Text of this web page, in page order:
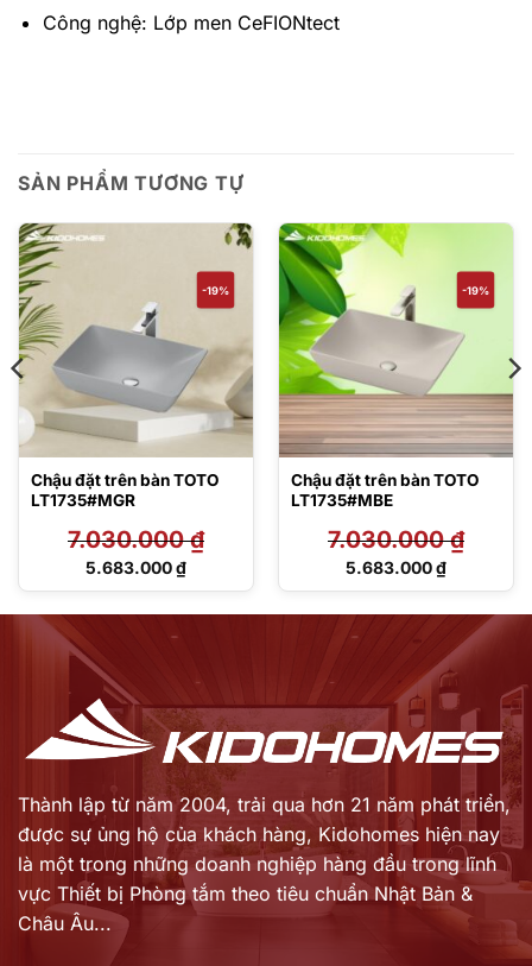
Công nghệ: Lớp men CeFIONtect
SẢN PHẨM TƯƠNG TỰ
-19%
Chậu đặt trên bàn TOTO
LT1735#MGR
7.030.000₫
Giá
5.683.000₫
Giá
-19%
Chậu đặt trên bàn TOTO
LT1735#MBE
7.030.000₫
Giá
7.030.000 ₫.
5.683.000₫
Giá
5.683.000 ₫.
Thành lập từ năm 2004, trải qua hơn 21 năm phát triển,
được sự ủng hộ của khách hàng, Kidohomes hiện nay
là một trong những doanh nghiệp hàng đầu trong lĩnh
vực Thiết bị Phòng tắm theo tiêu chuẩn Nhật Bản &
Châu Âu...